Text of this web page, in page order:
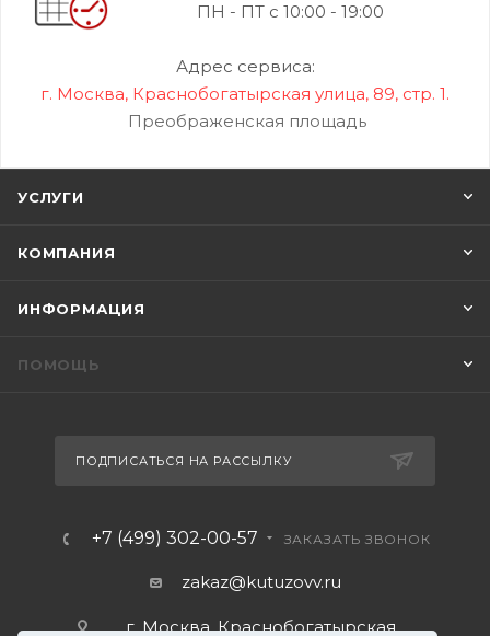
ПН - ПТ с 10:00 - 19:00
Адрес сервиса:
г. Москва, Краснобогатырская улица, 89, стр. 1.
Преображенская площадь
УСЛУГИ
КОМПАНИЯ
ИНФОРМАЦИЯ
ПОМОЩЬ
ПОДПИСАТЬСЯ НА РАССЫЛКУ
+7 (499) 302-00-57 ЗАКАЗАТЬ ЗВОНОК
zakaz@kutuzovv.ru
г. Москва, Краснобогатырская